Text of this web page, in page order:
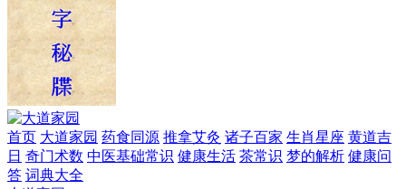
首页 大道家园 药食同源 推拿艾灸 诸子百家 生肖星座 黄道吉
日 奇门术数 中医基础常识 健康生活 茶常识 梦的解析 健康问
答 词典大全